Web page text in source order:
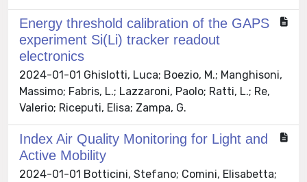
Energy threshold calibration of the GAPS
experiment Si(Li) tracker readout
electronics
2024-01-01 Ghislotti, Luca; Boezio, M.; Manghisoni,
Massimo; Fabris, L.; Lazzaroni, Paolo; Ratti, L.; Re,
Valerio; Riceputi, Elisa; Zampa, G.
Index Air Quality Monitoring for Light and
Active Mobility
2024-01-01 Botticini, Stefano; Comini, Elisabetta;